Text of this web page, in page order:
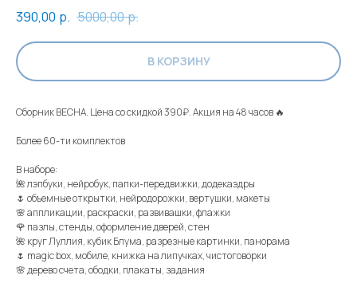
390,00 р. 5000,00р.
В КОРЗИНУ
Сборник ВЕСНА. Цена со скидкой 390₽. Акция на 48 часов 🔥
Более 60-ти комплектов
В наборе:
🌺 лэпбуки, нейробук, папки-передвижки, додекаэдры
🌷 объемные открытки, нейродорожки, вертушки, макеты
🌸 аппликации, раскраски, развивашки, флажки
🌹 пазлы, стенды, оформление дверей, стен
🌺 круг Луллия, кубик Блума, разрезные картинки, панорама
🌷 magic box, мобиле, книжка на липучках, чистоговорки
🌸 дерево счета, ободки, плакаты, задания